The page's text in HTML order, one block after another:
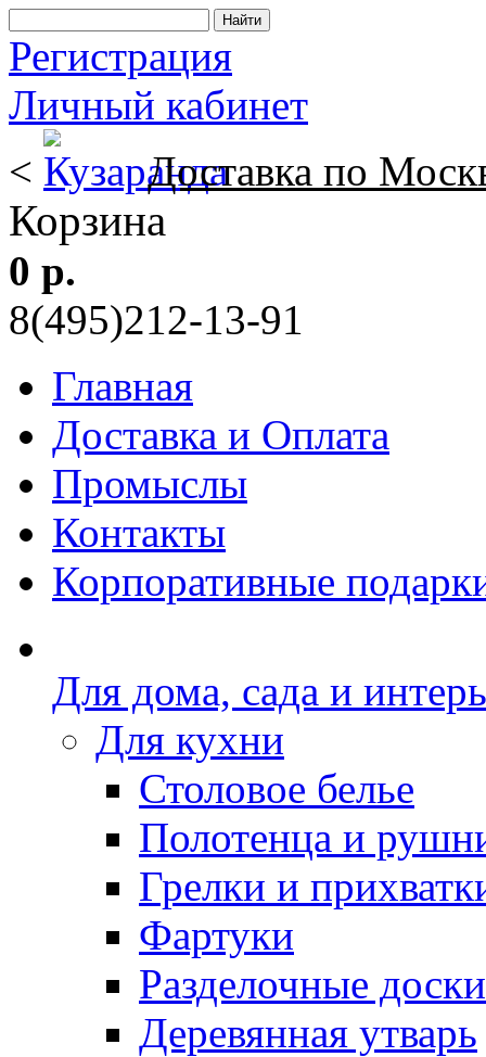
Регистрация
Личный кабинет
<
Доставка по
Корзина
0 р.
8(495)212-13-91
Главная
Доставка и Оплата
Промыслы
Контакты
Корпоративные
Для дома, сада и
Для кухни
Столовое белье
Полотенца и
Грелки и
Фартуки
Разделочные доски
Деревянная утварь